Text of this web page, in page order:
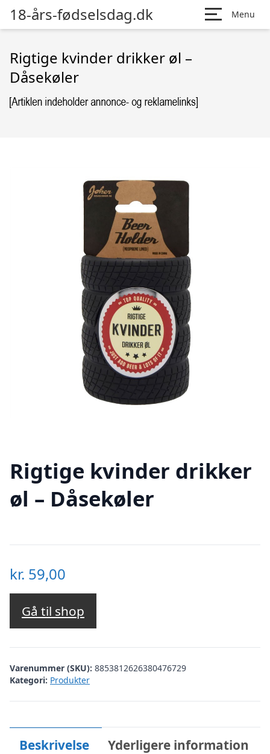
18-års-fødselsdag.dk Menu
Rigtige kvinder drikker øl –
Dåsekøler
Rigtige kvinder drikker
øl – Dåsekøler
kr. 59,00
Gå til shop
Varenummer (SKU): 8853812626380476729
Kategori: Produkter
Beskrivelse Yderligere information